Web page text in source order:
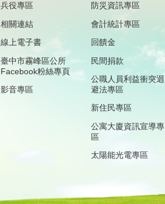
兵役專區
相關連結
線上電子書
臺中市霧峰區公所
Facebook粉絲專頁
影音專區
防災資訊專區
會計統計專區
回饋金
民間捐款
公職人員利益衝突迴
避法專區
新住民專區
公寓大廈資訊宣導專
區
太陽能光電專區